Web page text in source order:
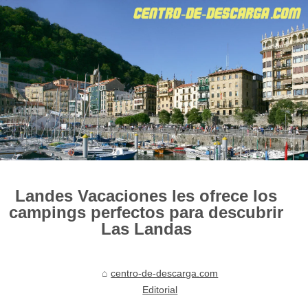
Landes Vacaciones les ofrece los
campings perfectos para descubrir
Las Landas
centro-de-descarga.com
Editorial